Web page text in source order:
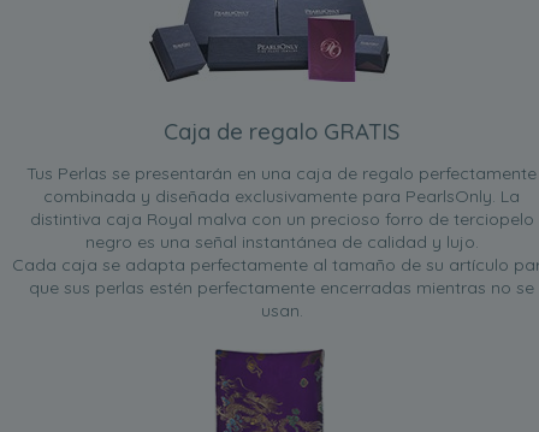
Caja de regalo GRATIS
Tus Perlas se presentarán en una caja de regalo perfectamente
combinada y diseñada exclusivamente para PearlsOnly. La
distintiva caja Royal malva con un precioso forro de terciopelo
negro es una señal instantánea de calidad y lujo.
Cada caja se adapta perfectamente al tamaño de su artículo
que sus perlas estén perfectamente encerradas mientras no se
usan.